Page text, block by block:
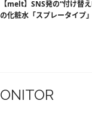
【melt】SNS発の“付け替
の化粧水「スプレータイプ